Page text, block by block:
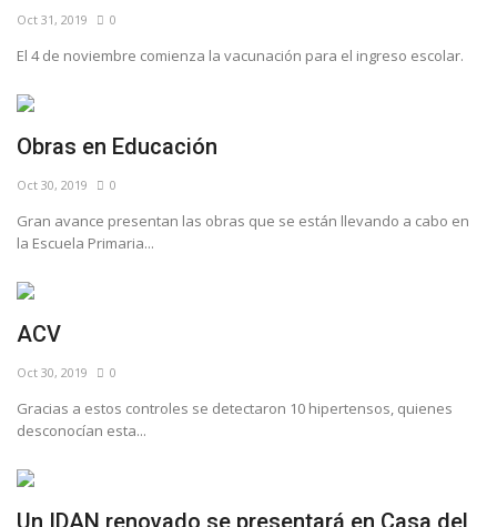
Oct 31, 2019 0
El 4 de noviembre comienza la vacunación para el ingreso escolar.
Obras en Educación
Oct 30, 2019 0
Gran avance presentan las obras que se están llevando a cabo en
la Escuela Primaria...
ACV
Oct 30, 2019 0
Gracias a estos controles se detectaron 10 hipertensos, quienes
desconocían esta...